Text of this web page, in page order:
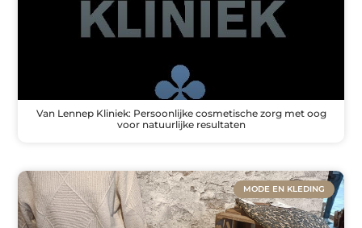
Van Lennep Kliniek: Persoonlijke cosmetische zorg met oog
voor natuurlijke resultaten
MODE EN KLEDING